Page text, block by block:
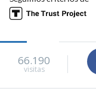
66.190
visitas